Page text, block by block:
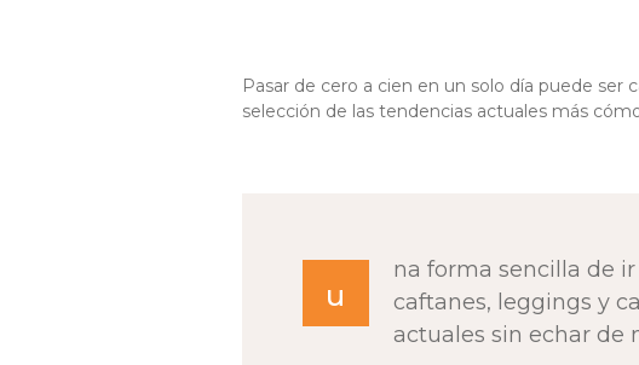
Pasar de cero a cien en un solo día puede
selección de las tendencias actuales más
u
na forma sencilla de
caftanes, leggings y
actuales sin echar de